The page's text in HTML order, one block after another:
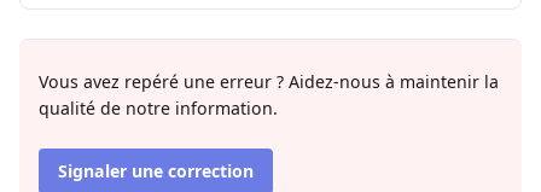
Vous avez repéré une erreur ? Aidez-nous à maintenir la
qualité de notre information.
Signaler une correction